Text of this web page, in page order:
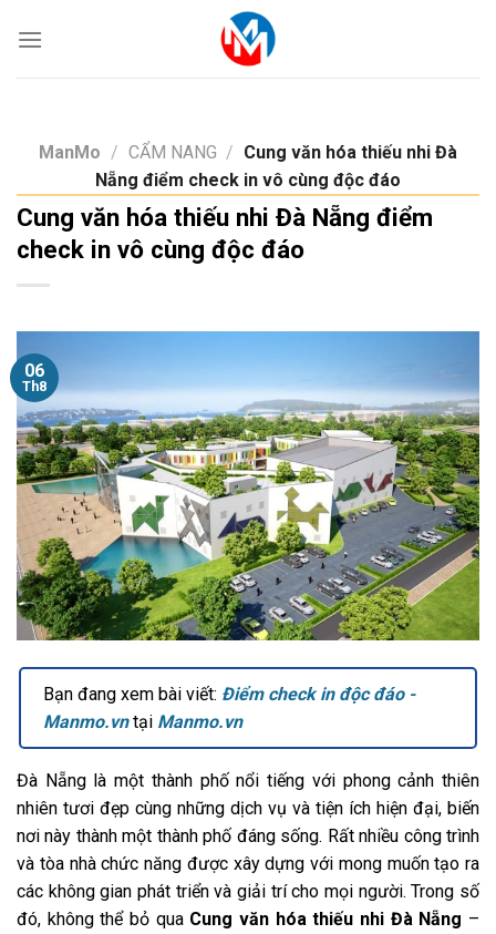
ManMo / CẨM NANG / Cung văn hóa thiếu nhi Đà
Nẵng điểm check in vô cùng độc đáo
Cung văn hóa thiếu nhi Đà Nẵng điểm
check in vô cùng độc đáo
06
Th8
Bạn đang xem bài viết: Điểm check in độc đáo -
Manmo.vntại Manmo.vn
Đà Nẵng là một thành phố nổi tiếng với phong cảnh thiên
nhiên tươi đẹp cùng những dịch vụ và tiện ích hiện đại, biến
nơi này thành một thành phố đáng sống. Rất nhiều công trình
và tòa nhà chức năng được xây dựng với mong muốn tạo ra
các không gian phát triển và giải trí cho mọi người. Trong số
đó, không thể bỏ qua Cung văn hóa thiếu nhi Đà Nẵng –